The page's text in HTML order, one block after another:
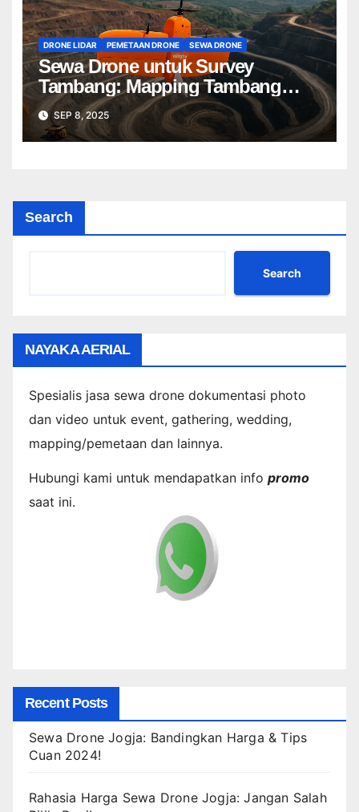
DRONE LIDAR PEMETAAN DRONE SEWA DRONE
Sewa Drone untuk Survey
Tambang: Mapping Tambang
Profesional Lebih Cepat & Akurat
SEP 8, 2025
Search
Search
NAYAKA AERIAL
Spesialis jasa sewa drone dokumentasi photo
dan video untuk event, gathering, wedding,
mapping/pemetaan dan lainnya.
Hubungi kami untuk mendapatkan info promo
saat ini.
Recent Posts
Sewa Drone Jogja: Bandingkan Harga & Tips
Cuan 2024!
Rahasia Harga Sewa Drone Jogja: Jangan Salah